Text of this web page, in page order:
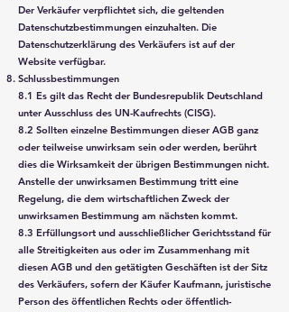
Der Verkäufer verpflichtet sich, die geltenden
Datenschutzbestimmungen einzuhalten. Die
Datenschutzerklärung des Verkäufers ist auf der
Website verfügbar.
Schlussbestimmungen
8.1 Es gilt das Recht der Bundesrepublik Deutschland
unter Ausschluss des UN-Kaufrechts (CISG).
8.2 Sollten einzelne Bestimmungen dieser AGB ganz
oder teilweise unwirksam sein oder werden, berührt
dies die Wirksamkeit der übrigen Bestimmungen nicht.
Anstelle der unwirksamen Bestimmung tritt eine
Regelung, die dem wirtschaftlichen Zweck der
unwirksamen Bestimmung am nächsten kommt.
8.3 Erfüllungsort und ausschließlicher Gerichtsstand für
alle Streitigkeiten aus oder im Zusammenhang mit
diesen AGB und den getätigten Geschäften ist der Sitz
des Verkäufers, sofern der Käufer Kaufmann, juristische
Person des öffentlichen Rechts oder öffentlich-